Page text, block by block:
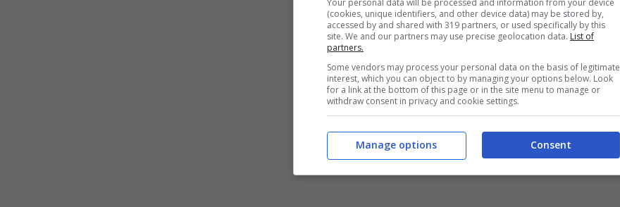
(cookies, unique identifiers, and other device data) may be stored by,
accessed by and shared with 319 partners, or used specifically by this
site. We and our partners may use precise geolocation data. List of
partners.
Some vendors may process your personal data on the basis of legitimate
interest, which you can object to by managing your options below. Look
for a link at the bottom of this page or in the site menu to manage or
withdraw consent in privacy and cookie settings.
Consent
Manage options